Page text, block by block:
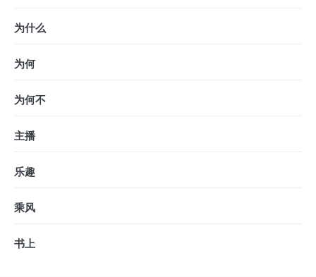
为什么
为何
为何不
主播
乐趣
乘风
书上